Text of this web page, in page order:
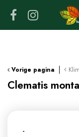
Vorige pagina
Clematis
-